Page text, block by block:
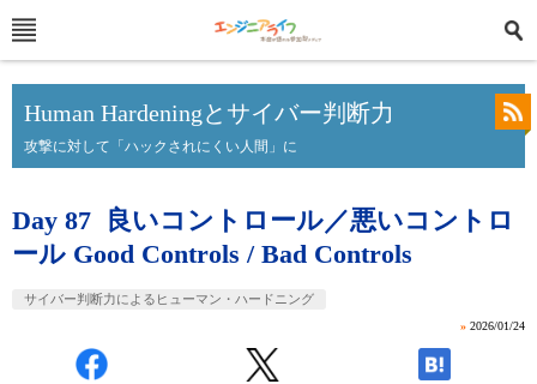
Human Hardeningとサイバー判断力
攻撃に対して「ハックされにくい人間」に
Day 87 良いコントロール／悪いコントロ
ール Good Controls / Bad Controls
サイバー判断力によるヒューマン・ハードニング
» 2026/01/24